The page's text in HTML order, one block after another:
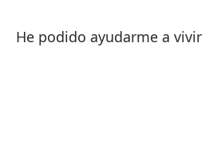
He podido ayudarme a vivir